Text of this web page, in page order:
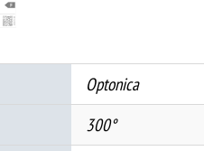
Optonica
300°